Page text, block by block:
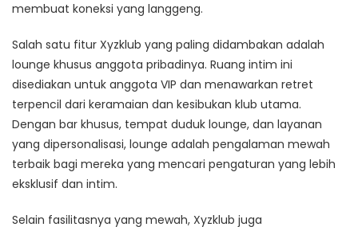
membuat koneksi yang langgeng.
Salah satu fitur Xyzklub yang paling didambakan adalah
lounge khusus anggota pribadinya. Ruang intim ini
disediakan untuk anggota VIP dan menawarkan retret
terpencil dari keramaian dan kesibukan klub utama.
Dengan bar khusus, tempat duduk lounge, dan layanan
yang dipersonalisasi, lounge adalah pengalaman mewah
terbaik bagi mereka yang mencari pengaturan yang lebih
eksklusif dan intim.
Selain fasilitasnya yang mewah, Xyzklub juga